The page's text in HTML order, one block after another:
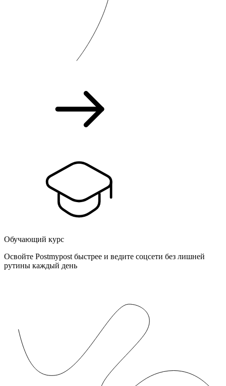
Обучающий курс
Освойте Postmypost быстрее и ведите соцсети без лишней
рутины каждый день